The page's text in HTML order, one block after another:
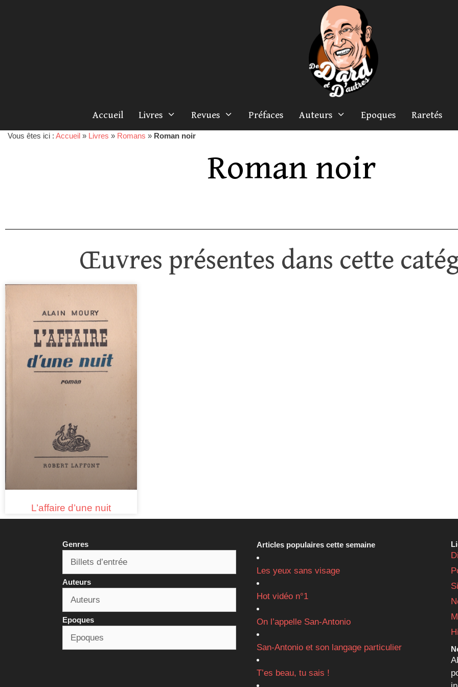
Accueil Livres Revues Préfaces Auteurs Epoques Raretés
Vous êtes ici : Accueil » Livres » Romans » Roman noir
Roman noir
Œuvres présentes dans cette
L’affaire d’une nuit
Genres
Auteurs
Epoques
Articles populaires cette semaine
Les yeux sans visage
Hot vidéo n°1
On l’appelle San-Antonio
San-Antonio et son langage particulier
T’es beau, tu sais !